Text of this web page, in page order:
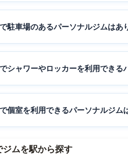
駐車場のあるパーソナルジムはあ
シャワーやロッカーを利用できる
個室を利用できるパーソナルジム
ジムを駅から探す